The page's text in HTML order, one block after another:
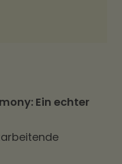
Ein echter